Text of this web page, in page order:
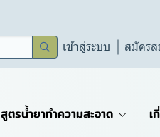
เข้าสู่ระบบ สมัคร
สูตรน้ำยาทำความสะอาด เ